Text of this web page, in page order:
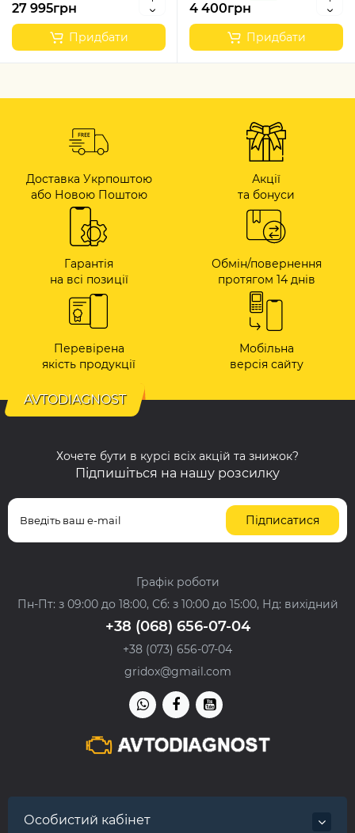
27 995грн
Придбати
4 400грн
Придбати
Доставка Укрпоштою
або Новою Поштою
Акції
та бонуси
Гарантія
на всі позиції
Обмін/повернення
протягом 14 днів
Перевірена
якість продукції
Мобільна
версія сайту
AVTODIAGNOST
Хочете бути в курсі всіх акцій та знижок?
Підпишіться на нашу розсилку
Підписатися
Графік роботи
Пн-Пт: з 09:00 до 18:00, Сб: з 10:00 до 15:00, Нд: вихідний
+38 (068) 656-07-04
+38 (073) 656-07-04
gridox@gmail.com
Особистий кабінет